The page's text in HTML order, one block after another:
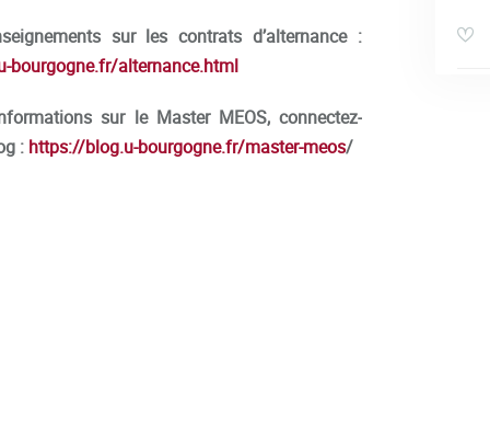
sur les contrats d’alternance :
bourgogne.fr/alternance.html
sur le Master MEOS, connectez-
: https://blog.u-bourgogne.fr/master-meos/